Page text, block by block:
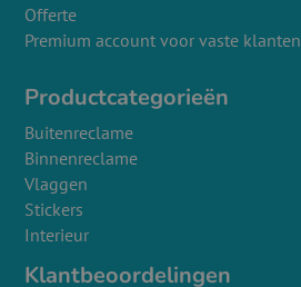
Offerte
Premium account voor vaste klanten
Productcategorieën
Buitenreclame
Binnenreclame
Vlaggen
Stickers
Interieur
Klantbeoordelingen